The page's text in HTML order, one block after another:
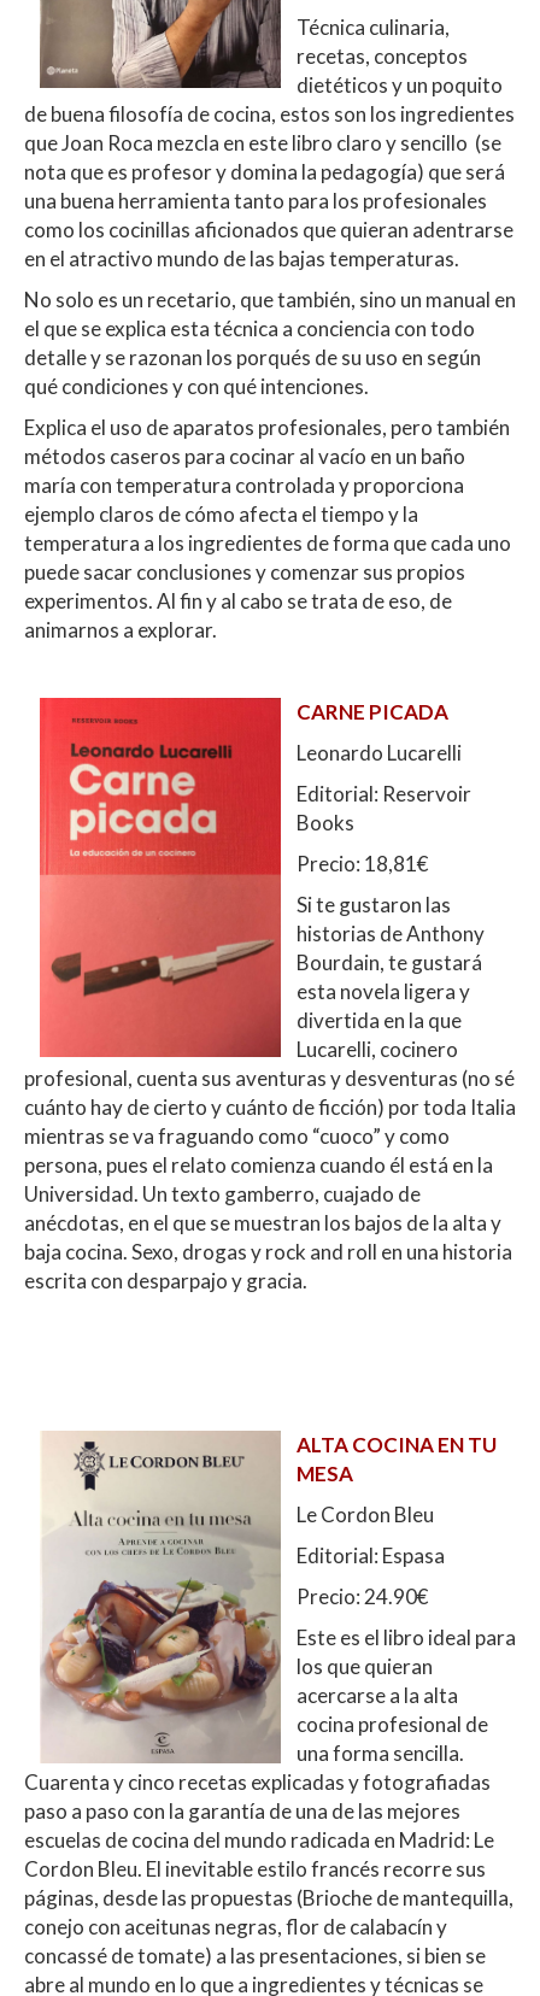
Técnica culinaria,
recetas, conceptos
dietéticos y un poquito
de buena filosofía de cocina, estos son los ingredientes
que Joan Roca mezcla en este libro claro y sencillo (se
nota que es profesor y domina la pedagogía) que será
una buena herramienta tanto para los profesionales
como los cocinillas aficionados que quieran adentrarse
en el atractivo mundo de las bajas temperaturas.
No solo es un recetario, que también, sino un manual en
el que se explica esta técnica a conciencia con todo
detalle y se razonan los porqués de su uso en según
qué condiciones y con qué intenciones.
Explica el uso de aparatos profesionales, pero también
métodos caseros para cocinar al vacío en un baño
maría con temperatura controlada y proporciona
ejemplo claros de cómo afecta el tiempo y la
temperatura a los ingredientes de forma que cada uno
puede sacar conclusiones y comenzar sus propios
experimentos. Al fin y al cabo se trata de eso, de
animarnos a explorar.
CARNE PICADA
Leonardo Lucarelli
Editorial: Reservoir
Books
Precio: 18,81€
Si te gustaron las
historias de Anthony
Bourdain, te gustará
esta novela ligera y
divertida en la que
Lucarelli, cocinero
profesional, cuenta sus aventuras y desventuras (no sé
cuánto hay de cierto y cuánto de ficción) por toda Italia
mientras se va fraguando como “cuoco” y como
persona, pues el relato comienza cuando él está en la
Universidad. Un texto gamberro, cuajado de
anécdotas, en el que se muestran los bajos de la alta y
baja cocina. Sexo, drogas y rock and roll en una historia
escrita con desparpajo y gracia.
ALTA COCINA EN TU
MESA
Le Cordon Bleu
Editorial: Espasa
Precio: 24.90€
Este es el libro ideal para
los que quieran
acercarse a la alta
cocina profesional de
una forma sencilla.
Cuarenta y cinco recetas explicadas y fotografiadas
paso a paso con la garantía de una de las mejores
escuelas de cocina del mundo radicada en Madrid: Le
Cordon Bleu. El inevitable estilo francés recorre sus
páginas, desde las propuestas (Brioche de mantequilla,
conejo con aceitunas negras, flor de calabacín y
concassé de tomate) a las presentaciones, si bien se
abre al mundo en lo que a ingredientes y técnicas se